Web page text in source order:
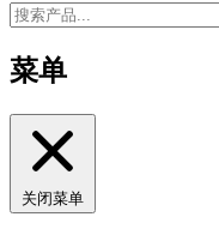
菜单
关闭菜单